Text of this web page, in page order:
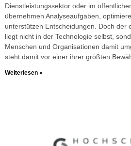
Dienstleistungssektor oder im
übernehmen Analyseaufgaben,
unterstützen Entscheidungen. Doch der
liegt nicht in der Technologie selbst,
Menschen und Organisationen damit
steht damit vor einer ihrer größten
Weiterlesen »